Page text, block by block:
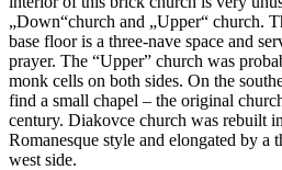
„Down“church and „Upper“ church.
base floor is a three-nave space and
prayer. The “Upper” church was
monk cells on both sides. On the
find a small chapel – the original
century. Diakovce church was rebuilt
Romanesque style and elongated by a
west side.